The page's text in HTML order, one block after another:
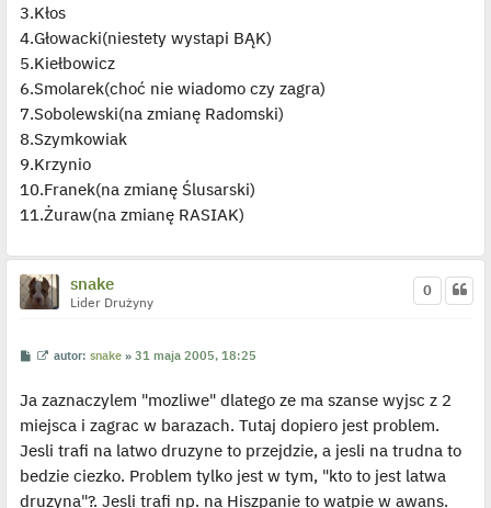
3.Kłos
4.Głowacki(niestety wystapi BĄK)
5.Kiełbowicz
6.Smolarek(choć nie wiadomo czy zagra)
7.Sobolewski(na zmianę Radomski)
8.Szymkowiak
9.Krzynio
10.Franek(na zmianę Ślusarski)
11.Żuraw(na zmianę RASIAK)
snake
Lider Drużyny
0
P
t
W
w
e
l
p
o
j
autor:snake »31 maja 2005, 18:25
Ja zaznaczylem "mozliwe" dlatego ze ma szanse wyjsc z 2
miejsca i zagrac w barazach. Tutaj dopiero jest problem.
Jesli trafi na latwo druzyne to przejdzie, a jesli na trudna to
bedzie ciezko. Problem tylko jest w tym, "kto to jest latwa
druzyna"?. Jesli trafi np. na Hiszpanie to watpie w awans.